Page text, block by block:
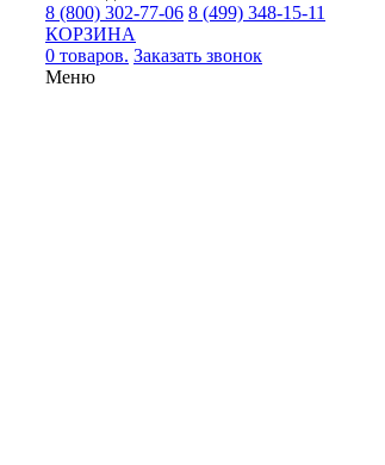
8 (800) 302-77-06 8 (499) 348-15-11
КОРЗИНА
0 товаров. Заказать звонок
Меню